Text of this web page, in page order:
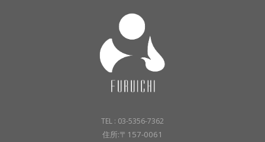
TEL : 03-5356-7362
住所:〒157-0061